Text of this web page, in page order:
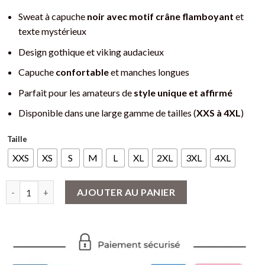
Sweat à capuche noir avec motif crâne flamboyant et
texte mystérieux
Design gothique et viking audacieux
Capuche confortableet manches longues
Parfait pour les amateurs de style unique et affirmé
Disponible dans une large gamme de tailles (XXS à 4XL)
Taille
XXS XS S M L XL 2XL 3XL 4XL
AJOUTER AU PANIER